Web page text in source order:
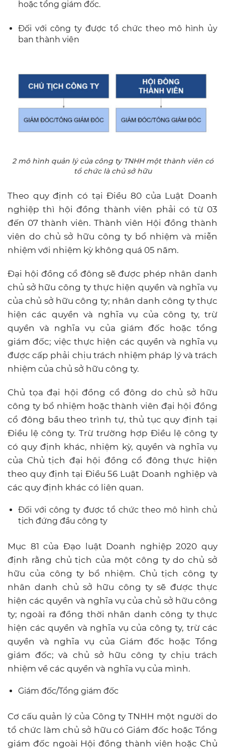
hoặc tổng giám đốc.
Đối với công ty được tổ chức theo mô hình ủy
ban thành viên
2 mô hình quản lý của công ty TNHH một thành viên có
tổ chức là chủ sở hữu
Theo quy định có tại Điều 80 của Luật Doanh
nghiệp thì hội đồng thành viên phải có từ 03
đến 07 thành viên. Thành viên Hội đồng thành
viên do chủ sở hữu công ty bổ nhiệm và miễn
nhiệm với nhiệm kỳ không quá 05 năm.
Đại hội đồng cổ đông sẽ được phép nhân danh
chủ sở hữu công ty thực hiện quyền và nghĩa vụ
của chủ sở hữu công ty; nhân danh công ty thực
hiện các quyền và nghĩa vụ của công ty, trừ
quyền và nghĩa vụ của giám đốc hoặc tổng
giám đốc; việc thực hiện các quyền và nghĩa vụ
được cấp phải chịu trách nhiệm pháp lý và trách
nhiệm của chủ sở hữu công ty.
Chủ tọa đại hội đồng cổ đông do chủ sở hữu
công ty bổ nhiệm hoặc thành viên đại hội đồng
cổ đông bầu theo trình tự, thủ tục quy định tại
Điều lệ công ty. Trừ trường hợp Điều lệ công ty
có quy định khác, nhiệm kỳ, quyền và nghĩa vụ
của Chủ tịch đại hội đồng cổ đông thực hiện
theo quy định tại Điều 56 Luật Doanh nghiệp và
các quy định khác có liên quan.
Đối với công ty được tổ chức theo mô hình chủ
tịch đứng đầu công ty
Mục 81 của Đạo luật Doanh nghiệp 2020 quy
định rằng chủ tịch của một công ty do chủ sở
hữu của công ty bổ nhiệm. Chủ tịch công ty
nhân danh chủ sở hữu công ty sẽ được thực
hiện các quyền và nghĩa vụ của chủ sở hữu công
ty; ngoài ra đồng thời nhân danh công ty thực
hiện các quyền và nghĩa vụ của công ty, trừ các
quyền và nghĩa vụ của Giám đốc hoặc Tổng
giám đốc; và chủ sở hữu công ty chịu trách
nhiệm về các quyền và nghĩa vụ của mình.
Giám đốc/Tổng giám đốc
Cơ cấu quản lý của Công ty TNHH một người do
tổ chức làm chủ sở hữu có Giám đốc hoặc Tổng
giám đốc ngoài Hội đồng thành viên hoặc Chủ